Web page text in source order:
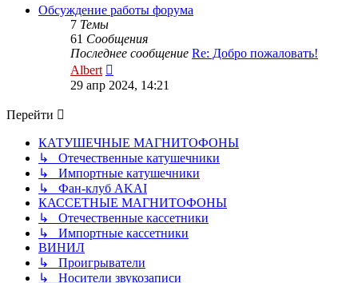
сообщению
Обсуждение работы форума
7 Темы
61 Сообщения
Последнее сообщение Re: Добро пожаловать!
Albert
к
последнему
29 апр 2024, 14:21
Перейти
КАТУШЕЧНЫЕ МАГНИТОФОНЫ
↳ Отечественные катушечники
↳ Импортные катушечники
↳ Фан-клуб AKAI
КАССЕТНЫЕ МАГНИТОФОНЫ
↳ Отечественные кассетники
↳ Импортные кассетники
ВИНИЛ
↳ Проигрыватели
↳ Носители звукозаписи